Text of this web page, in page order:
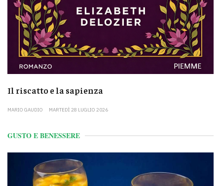
Il riscatto e la sapienza
MARIO GAUDIO MARTEDÌ 28 LUGLIO 2026
GUSTO E BENESSERE